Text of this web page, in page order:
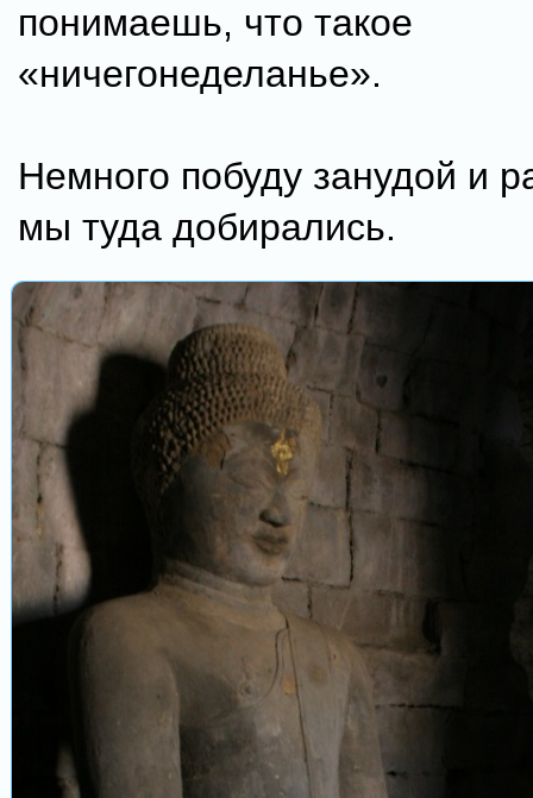
понимаешь, что такое
«ничегонеделанье».
Немного побуду занудой и
мы туда добирались.